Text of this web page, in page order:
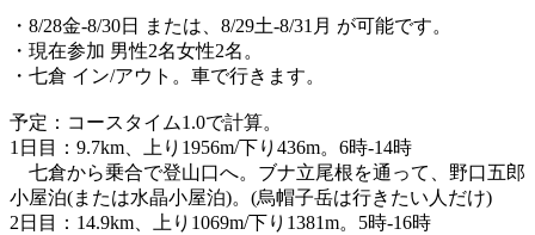
・8/28金-8/30日 または、8/29土-8/31月 が可能です。
・現在参加 男性2名女性2名。
・七倉 イン/アウト。車で行きます。
予定：コースタイム1.0で計算。
1日目：9.7km、上り1956m/下り436m。6時-14時
七倉から乗合で登山口へ。ブナ立尾根を通って、野口五郎
小屋泊(または水晶小屋泊)。(烏帽子岳は行きたい人だけ)
2日目：14.9km、上り1069m/下り1381m。5時-16時